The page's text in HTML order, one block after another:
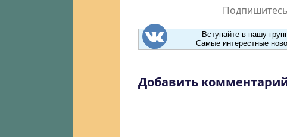
Вступайте в нашу
Самые интерестные
Добавить